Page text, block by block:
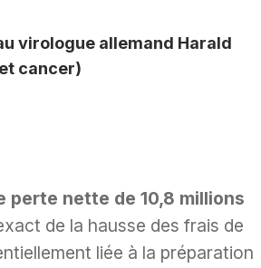
virologue allemand Harald
cancer)
perte nette de 10,8 millions
de la hausse des frais de
liée à la préparation